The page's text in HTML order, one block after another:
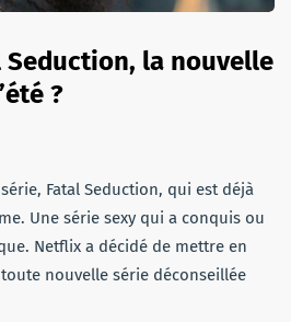
Seduction, la nouvelle
?
Fatal Seduction, qui est déjà
Une série sexy qui a conquis ou
Netflix a décidé de mettre en
nouvelle série déconseillée